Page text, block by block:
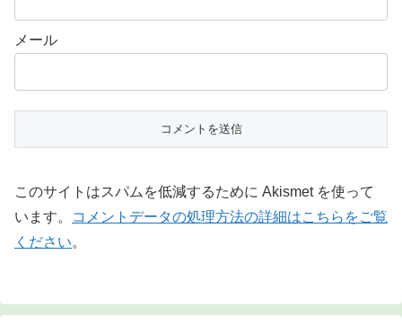
メール
このサイトはスパムを低減するために Akismet を使って
います。
コメントデータの処理方法の詳細はこちらをご覧
ください。